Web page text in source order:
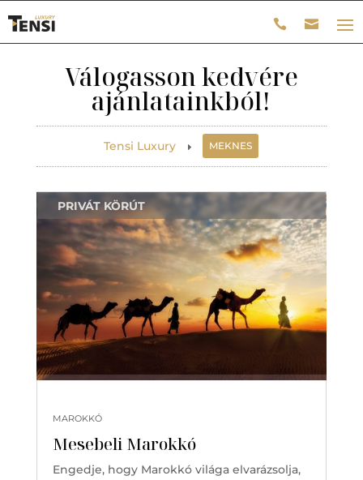
Válogasson kedvére
ajánlatainkból!
Tensi Luxury E MEKNES
Mesebeli Marokkó
MAROKKÓ
PRIVÁT KÖRÚT
Engedje, hogy Marokkó világa elvarázsolja,